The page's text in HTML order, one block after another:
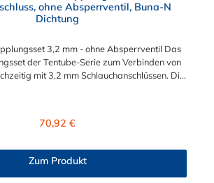
ohne Absperrventil, Buna-N
Dichtung
3,2 mm - ohne Absperrventil Das
der Tentube-Serie zum Verbinden von
mit 3,2 mm Schlauchanschlüssen. Die
Regulärer Preis:
70,92 €
Zum Produkt